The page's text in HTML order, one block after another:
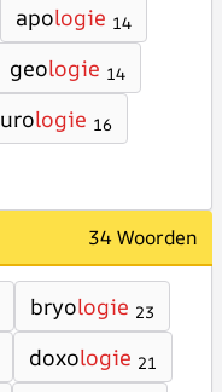
apologie 14
geologie 14
urologie 16
34 Woorden
bryologie 23
doxologie 21